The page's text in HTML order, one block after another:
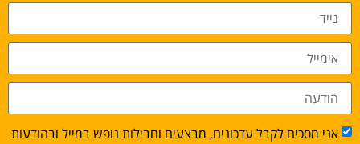
אני מסכים לקבל עדכונים, מבצעים וחבילות נופש במייל ובהודעות